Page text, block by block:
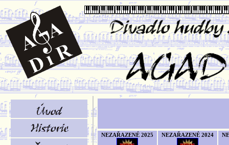
NEZAŘAZENÉ 2025 NEZAŘAZENÉ 2024